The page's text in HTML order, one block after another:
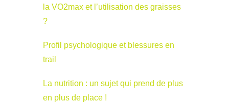
la VO2max et l’utilisation des graisses
?
Profil psychologique et blessures en
trail
La nutrition : un sujet qui prend de plus
en plus de place !